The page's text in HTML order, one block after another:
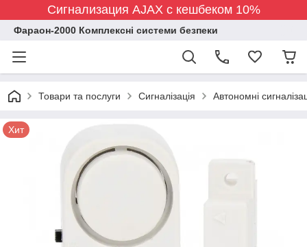
Сигнализация AJAX с кешбеком 10%
Фараон-2000 Комплексні системи безпеки
Товари та послуги Сигналізація Автономні
Хит